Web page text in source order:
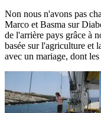
Non nous n'avons pas
Marco et Basma sur
de l'arrière pays grâce à
basée sur l'agriculture et
avec un mariage, dont